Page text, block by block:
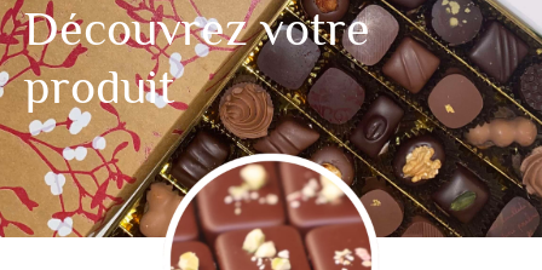
Découvrez votre
produit